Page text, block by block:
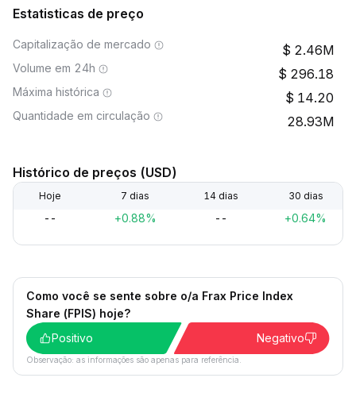
Estatisticas de preço
Capitalização de mercado 2.46M
Volume em 24h 296.18
Máxima histórica 14.20
Quantidade em circulação 28.93M
Histórico de preços (USD)
Hoje 7 dias 14 dias 30 dias
-- +0.88% -- +0.64%
Como você se sente sobre o/a Frax Price Index
Share (FPIS) hoje?
Positivo
Negativo
Observação: as informações são apenas para referência.